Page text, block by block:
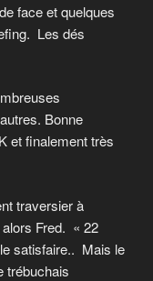
face et quelques
Les dés
Bonne
et finalement très
traversier à
Fred. « 22
satisfaire.. Mais le
trébuchais